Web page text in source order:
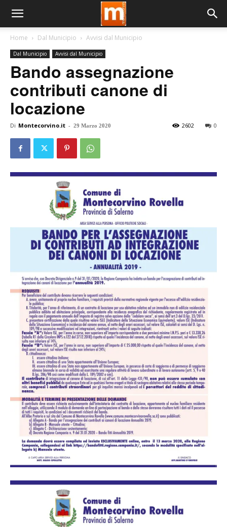
Home Dal Municipio Avvisi dal Municipio
Dal Municipio Avvisi dal Municipio
Bando assegnazione
contributi canone di
locazione
Di Montecorvino.it - 29 Marzo 2020 0
2602